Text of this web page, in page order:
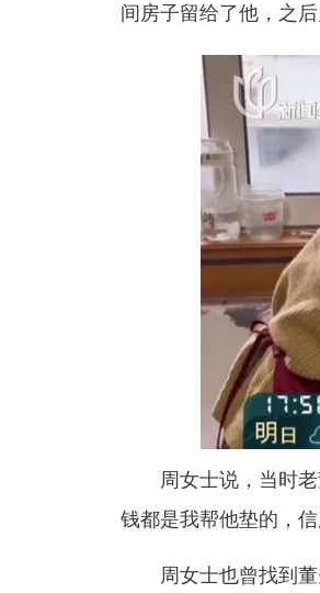
间房子留给了他，之
周女士说，当时
钱都是我帮他垫的，
周女士也曾找到